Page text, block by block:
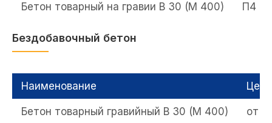
Бетон товарный на гравии B 30 (M 400) П4
Бездобавочный бетон
Наименование
Бетон товарный гравийный B 30 (M 400) от